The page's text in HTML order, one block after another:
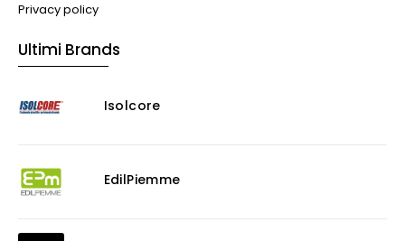
Murature
Risanamento E Restauro
Consolidanti
Privacy policy
Ultimi Brands
Isolcore
EdilPiemme